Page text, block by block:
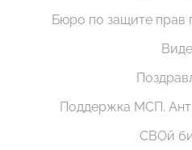
Бюро по защите прав
Поддержка МСП.
СВОй